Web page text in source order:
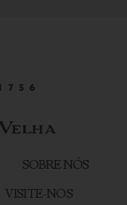
SOBRE NÓS
VISITE-NOS